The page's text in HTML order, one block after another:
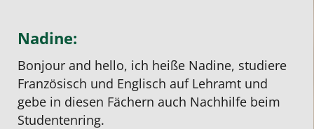
Nadine:
Bonjour and hello, ich heiße Nadine, studiere
Französisch und Englisch auf Lehramt und
gebe in diesen Fächern auch Nachhilfe beim
Studentenring.